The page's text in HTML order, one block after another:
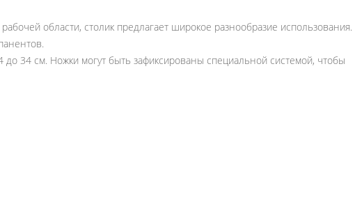
области, столик предлагает широкое разнообразие использования.
34 см. Ножки могут быть зафиксированы специальной системой, чтобы